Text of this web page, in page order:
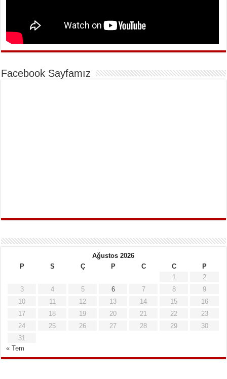
Facebook Sayfamız
Ağustos 2026
P
S Ç P C C
P
1
2
3
4 5 6 7 8
9
10
11 12 13 14 15
16
17
18 19 20 21 22
23
24
25 26 27 28 29
30
31
« Tem